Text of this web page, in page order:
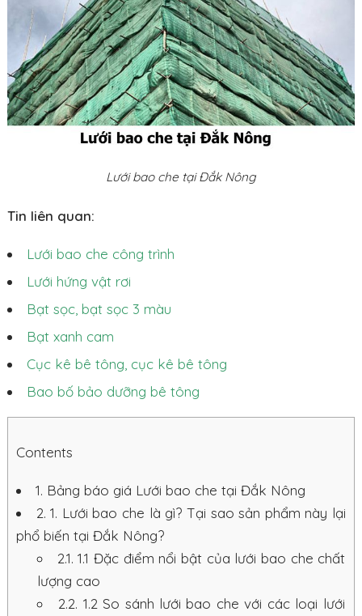
Lưới bao che tại Đắk Nông
Tin liên quan:
Lưới bao che công trình
Lưới hứng vật rơi
Bạt sọc, bạt sọc 3 màu
Bạt xanh cam
Cục kê bê tông, cục kê bê tông
Bao bố bảo dưỡng bê tông
Contents
1. Bảng báo giá Lưới bao che tại Đắk Nông
2. 1. Lưới bao che là gì? Tại sao sản phẩm này lại
phổ biến tại Đắk Nông?
2.1. 1.1 Đặc điểm nổi bật của lưới bao che chất
lượng cao
2.2. 1.2 So sánh lưới bao che với các loại lưới